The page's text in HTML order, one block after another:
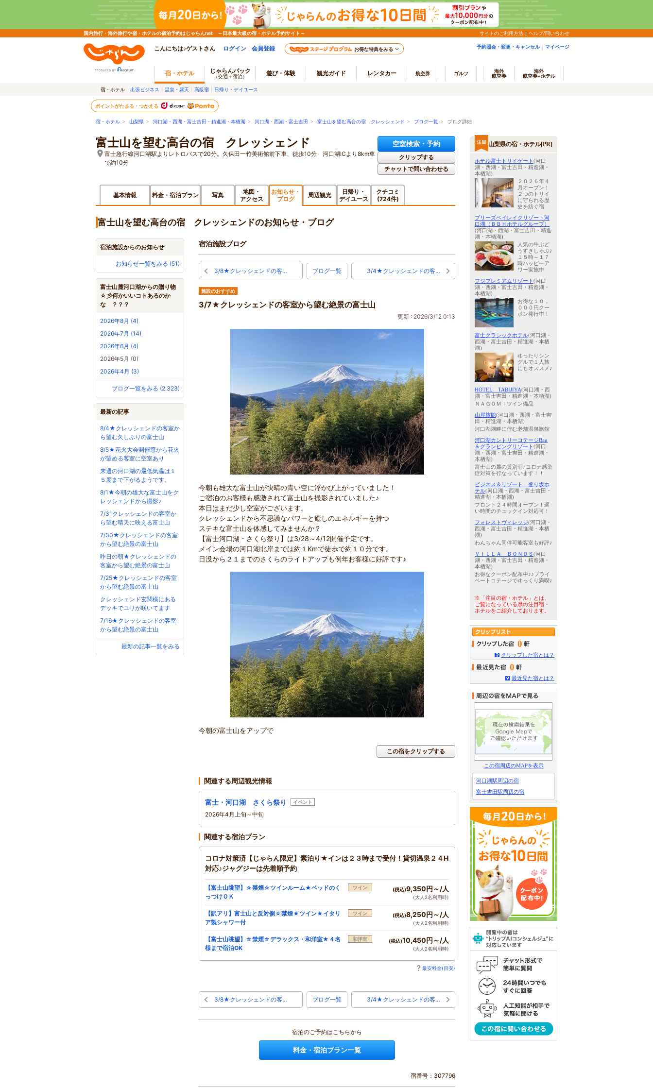
国内旅行・海外旅行や宿・ホテルの宿泊予約はじゃらんnet ～日本最大級の宿・ホテル予約サイト～ サイトのご利用方法 ヘルプ/問い合わせ
こんにちは♪ゲストさん ログイン 会員登録 お得な特典をみる 予約照会・変更・キャンセル マイページ
宿・ホテル じゃらんパック
（交通＋宿泊） 遊び・体験 観光ガイド レンタカー 航空券 ゴルフ
海外
航空券
海外
航空券+ホテル
宿・ホテル 出張ビジネス 温泉・露天 高級宿 日帰り・デイユース
ポイントがたまる・つかえる
宿・ホテル > 山梨県 > 河口湖・西湖・富士吉田・精進湖・本栖湖 > 河口湖・西湖・富士吉田 > 富士山を望む高台の宿 クレッシェンド > ブログ一覧 > ブログ詳細
富士山を望む高台の宿 クレッシェンド
富士急行線河口湖駅よりレトロバスで20分。久保田一竹美術館前下車、徒歩10分 河口湖ICより8km車
で約10分
空室検索・予約
クリップする
チャットで問い合わせる
基本情報 料金・宿泊プラン 写真
地図・
アクセス
お知らせ・
ブログ
周辺観光
日帰り・
デイユース
クチコミ
(724件)
富士山を望む高台の宿 クレッシェンドのお知らせ・ブログ
宿泊施設からのお知らせ
お知らせ一覧をみる (51)
富士山麓河口湖からの贈り物
☆彡何かいいコトあるのか
な ？？？
2026年8月 (4)
2026年7月 (14)
2026年6月 (4)
2026年5月 (0)
2026年4月 (3)
ブログ一覧をみる (2,323)
最新の記事
8/4★クレッシェンドの客室か
ら望む久しぶりの富士山
8/5★花火大会開催窓から花火
が望める客室に空室あり
来週の河口湖の最低気温は１
５度まで下がるようです。
8/1★今朝の雄大な富士山をク
レッシェンドから撮影♪
7/31クレッシェンドの客室か
ら望む晴天に映える富士山
7/30★クレッシェンドの客室
から望む絶景の富士山
昨日の朝★クレッシェンドの
客室から望む絶景の富士山
7/25★クレッシェンドの客室
から望む絶景の富士山
クレッシェンド玄関横にある
デッキでユリが咲いてます
7/16★クレッシェンドの客室
から望む絶景の富士山
最新の記事一覧をみる
宿泊施設ブログ
3/8★クレッシェンドの客… ブログ一覧 3/4★クレッシェンドの客…
施設のおすすめ
3/7★クレッシェンドの客室から望む絶景の富士山
更新 : 2026/3/12 0:13
今朝も雄大な富士山が快晴の青い空に浮かび上がっていました！
ご宿泊のお客様も感激されて富士山を撮影されていました♪
本日はまだ少し空室がございます。
クレッシェンドから不思議なパワーと癒しのエネルギーを持つ
ステキな富士山を体感してみませんか？
【富士河口湖・さくら祭り】は3/28～4/12開催予定です。
メイン会場の河口湖北岸までは約１Kmで徒歩で約１０分です。
日没から２１までのさくらのライトアップも例年お客様に好評です♪
今朝の富士山をアップで
この宿をクリップする
関連する周辺観光情報
富士・河口湖 さくら祭り イベント
2026年4月上旬～中旬
関連する宿泊プラン
コロナ対策済【じゃらん限定】素泊り★インは２３時まで受付！貸切温泉２４H
対応♪ジャグジーは先着順予約
【富士山眺望】☆禁煙☆ツインルーム★ベッドのく
っつけＯＫ
ツイン (税込)9,350円～/人
(大人2名利用時)
【訳アリ】富士山と反対側☆禁煙★ツイン★イタリ
ア製シャワー付
ツイン (税込)8,250円～/人
(大人2名利用時)
【富士山眺望】☆禁煙☆デラックス・和洋室★４名
様まで宿泊OK
和洋室 (税込)10,450円～/人
(大人2名利用時)
最安料金(目安)
3/8★クレッシェンドの客… ブログ一覧 3/4★クレッシェンドの客…
宿泊のご予約はこちらから
料金・宿泊プラン一覧
宿番号：307796
山梨県の宿・ホテル[PR]
ホテル富士トリイゲート(河口
湖・西湖・富士吉田・精進湖・
本栖湖)
２０２６年４
月オープン！
２つのトリイ
に守られる歴
史を紡ぐ宿
ブリーズベイレイクリゾート河
口湖（ＢＢＨホテルグループ）
(河口湖・西湖・富士吉田・精進
湖・本栖湖)
人気の牛ぶど
うすきしゃぶ♪
１５時～１７
時ハッピーア
ワー実施中
フジプレミアムリゾート(河口
湖・西湖・富士吉田・精進湖・
本栖湖)
お得な１０，
０００円クー
ポン発行中！
富士クラシックホテル(河口湖・
西湖・富士吉田・精進湖・本栖
湖)
ゆったりシン
グルで１人旅
にもオススメ♪
HOTEL TABIJIYA(河口湖・西
湖・富士吉田・精進湖・本栖湖)
ＮＡＧＯＭＩツイン備品
山岸旅館(河口湖・西湖・富士吉
田・精進湖・本栖湖)
河口湖湖畔に佇む老舗温泉旅館
河口湖カントリーコテージBan
＆グランピングリゾート(河口
湖・西湖・富士吉田・精進湖・
本栖湖)
富士山の麓の貸別荘♪コロナ感染
症対策を行なっています！！
ビジネス＆リゾート 登り坂ホ
テル(河口湖・西湖・富士吉田・
精進湖・本栖湖)
フロント２４時間オープン！遅
い時間のチェックイン対応可！
フォレストヴィレッジ(河口湖・
西湖・富士吉田・精進湖・本栖
湖)
わんちゃん同伴可能客室も好評♪
ＶＩＬＬＡ ＢＯＮＤＳ(河口
湖・西湖・富士吉田・精進湖・
本栖湖)
お得なクーポン配布中♪♪プライ
ベートコテージでゆっくり満喫♪
※「注目の宿・ホテル」とは、
ご覧になっている県の注目宿・
ホテルをご紹介しております。
0
クリップした宿とは？
0
最近見た宿とは？
この宿周辺のMAPを表示
河口湖駅周辺の宿
富士吉田駅周辺の宿